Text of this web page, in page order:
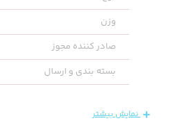
154,000
171,500
وزن
صادر کننده مجوز
بسته بندی و ارسال
نمایش بیشتر